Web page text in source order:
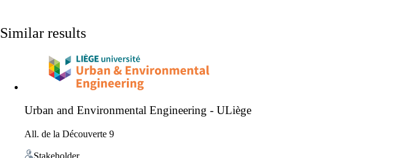
Similar results
Urban and Environmental Engineering - ULiège
All. de la Découverte 9